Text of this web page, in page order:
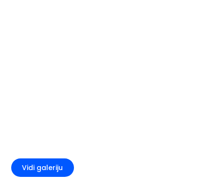
Vidi galeriju